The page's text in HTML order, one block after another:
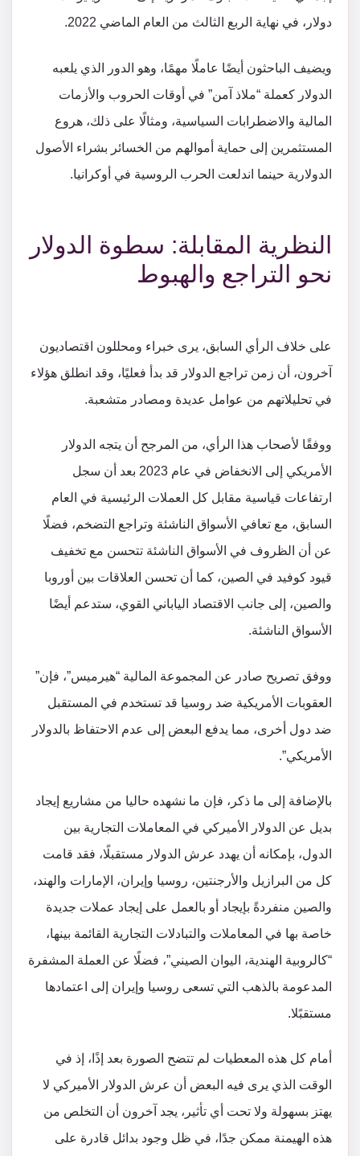
دولار، في نهاية الربع الثالث من العام الماضي 2022.
ويضيف الباحثون أيضًا عاملًا مهمًا، وهو الدور الذي يلعبه
الدولار كعملة “ملاذ آمن” في أوقات الحروب والأزمات
المالية والاضطرابات السياسية، ومثالًا على ذلك، هروع
المستثمرين إلى حماية أموالهم من الخسائر بشراء الأصول
الدولارية حينما اندلعت الحرب الروسية في أوكرانيا.
النظرية المقابلة: سطوة الدولار
نحو التراجع والهبوط
على خلاف الرأي السابق، يرى خبراء ومحللون اقتصاديون
آخرون، أن زمن تراجع الدولار قد بدأ فعليًا، وقد انطلق هؤلاء
في تحليلاتهم من عوامل عديدة ومصادر متشعبة.
ووفقًا لأصحاب هذا الرأي، من المرجح أن يتجه الدولار
الأمريكي إلى الانخفاض في عام 2023 بعد أن سجل
ارتفاعات قياسية مقابل كل العملات الرئيسية في العام
السابق، مع تعافي الأسواق الناشئة وتراجع التضخم، فضلًا
عن أن الظروف في الأسواق الناشئة تتحسن مع تخفيف
قيود كوفيد في الصين، كما أن تحسن العلاقات بين أوروبا
والصين، إلى جانب الاقتصاد الياباني القوي، ستدعم أيضًا
الأسواق الناشئة.
ووفق تصريح صادر عن المجموعة المالية “هيرميس”، فإن”
العقوبات الأمريكية ضد روسيا قد تستخدم في المستقبل
ضد دول أخرى، مما يدفع البعض إلى عدم الاحتفاظ بالدولار
الأمريكي”.
بالإضافة إلى ما ذكر، فإن ما نشهده حاليا من مشاريع إيجاد
بديل عن الدولار الأميركي في المعاملات التجارية بين
الدول، بإمكانه أن يهدد عرش الدولار مستقبلًا، فقد قامت
كل من البرازيل والأرجنتين، روسيا وإيران، الإمارات والهند،
والصين منفردةً بإيجاد أو بالعمل على إيجاد عملات جديدة
خاصة بها في المعاملات والتبادلات التجارية القائمة بينها،
“كالروبية الهندية، اليوان الصيني”، فضلًا عن العملة المشفرة
المدعومة بالذهب التي تسعى روسيا وإيران إلى اعتمادها
مستقبًلا.
أمام كل هذه المعطيات لم تتضح الصورة بعد إذًا، إذ في
الوقت الذي يرى فيه البعض أن عرش الدولار الأميركي لا
يهتز بسهولة ولا تحت أي تأثير، يجد آخرون أن التخلص من
هذه الهيمنة ممكن جدًا، في ظل وجود بدائل قادرة على